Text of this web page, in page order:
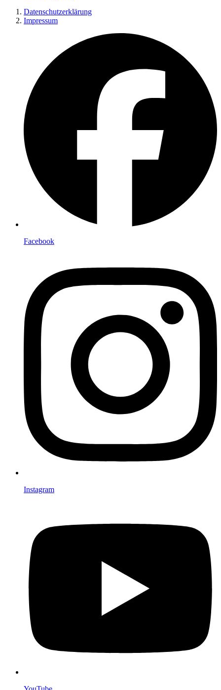
Datenschutzerklärung
Impressum
Facebook
Instagram